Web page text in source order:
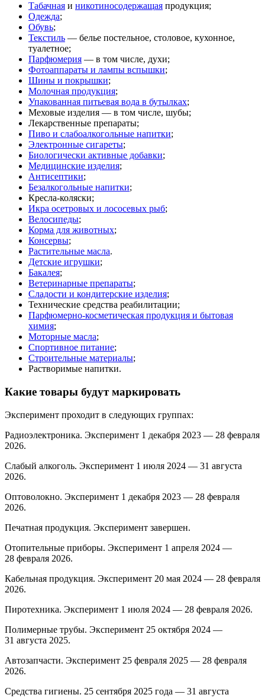
Табачная и никотиносодержащая продукция;
Одежда;
Обувь;
Текстиль — белье постельное, столовое, кухонное,
туалетное;
Парфюмерия — в том числе, духи;
Фотоаппараты и лампы вспышки;
Шины и покрышки;
Молочная продукция;
Упакованная питьевая вода в бутылках;
Меховые изделия — в том числе, шубы;
Лекарственные препараты;
Пиво и слабоалкогольные напитки;
Электронные сигареты;
Биологически активные добавки;
Медицинские изделия;
Антисептики;
Безалкогольные напитки;
Кресла-коляски;
Икра осетровых и лососевых рыб;
Велосипеды;
Корма для животных;
Консервы;
Растительные масла.
Детские игрушки;
Бакалея;
Ветеринарные препараты;
Сладости и кондитерские изделия;
Технические средства реабилитации;
Парфюмерно-косметическая продукция и бытовая
химия;
Моторные масла;
Спортивное питание;
Строительные материалы;
Растворимые напитки.
Какие товары будут маркировать
Эксперимент проходит в следующих группах:
Радиоэлектроника. Эксперимент 1 декабря 2023 — 28 февраля
2026.
Слабый алкоголь. Эксперимент 1 июля 2024 — 31 августа
2026.
Оптоволокно. Эксперимент 1 декабря 2023 — 28 февраля
2026.
Печатная продукция. Эксперимент завершен.
Отопительные приборы. Эксперимент 1 апреля 2024 —
28 февраля 2026.
Кабельная продукция. Эксперимент 20 мая 2024 — 28 февраля
2026.
Пиротехника. Эксперимент 1 июля 2024 — 28 февраля 2026.
Полимерные трубы. Эксперимент 25 октября 2024 —
31 августа 2025.
Автозапчасти. Эксперимент 25 февраля 2025 — 28 февраля
2026.
Средства гигиены. 25 сентября 2025 года — 31 августа